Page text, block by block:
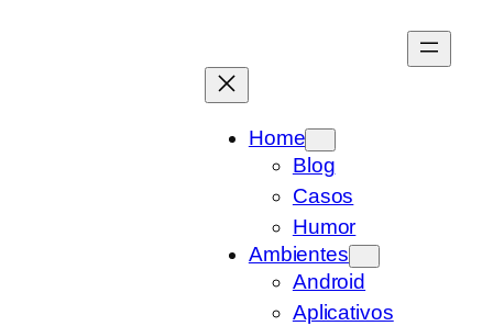
Home
Blog
Casos
Humor
Ambientes
Android
Aplicativos